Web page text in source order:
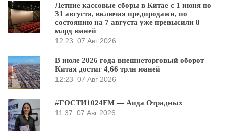
Летние кассовые сборы в Китае с 1 июня по
31 августа, включая предпродажи, по
состоянию на 7 августа уже превысили 8
млрд юаней
12:23 07 Авг 2026
В июле 2026 года внешнеторговый оборот
Китая достиг 4,66 трлн юаней
12:23 07 Авг 2026
#ГОСТИ1024FM — Аида Отрадных
11:37 07 Авг 2026